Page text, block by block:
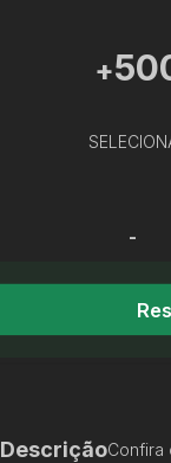
+
-
DescriçãoConfira